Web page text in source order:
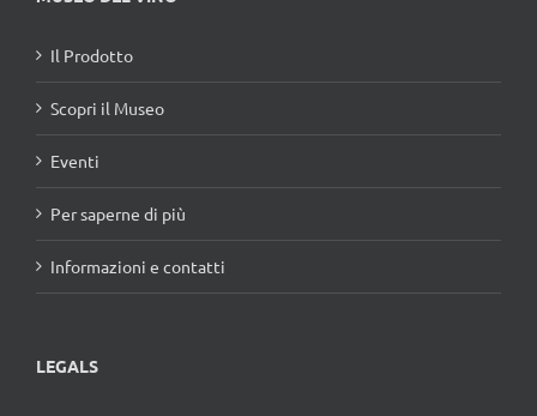
Il Prodotto
Scopri il Museo
Eventi
Per saperne di più
Informazioni e contatti
LEGALS